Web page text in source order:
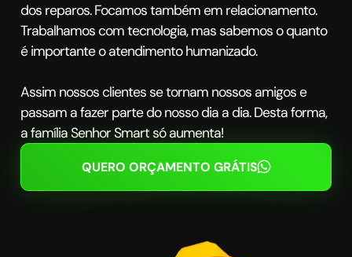
dos reparos. Focamos também em relacionamento.
Trabalhamos com tecnologia, mas sabemos o quanto
é importante o atendimento humanizado.
Assim nossos clientes se tornam nossos amigos e
passam a fazer parte do nosso dia a dia. Desta forma,
a família Senhor Smart só aumenta!
QUERO ORÇAMENTO GRÁTIS